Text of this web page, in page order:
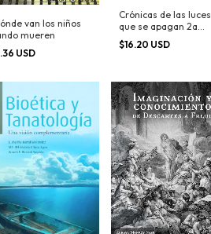
van los niños
mueren
USD
Crónicas de las luces
que se apagan 2a
Edición
$16.20 USD